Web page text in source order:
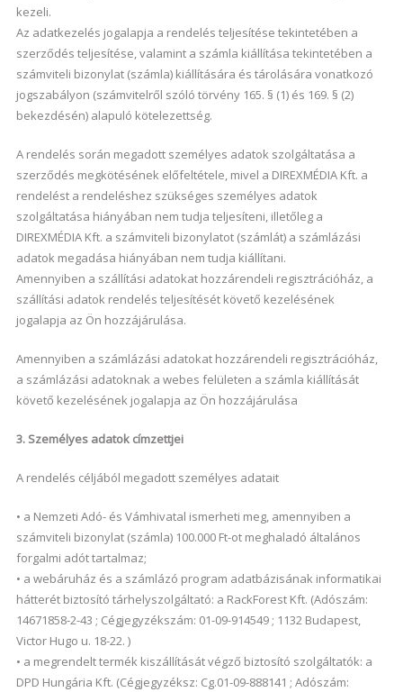
kezeli.
Az adatkezelés jogalapja a rendelés teljesítése tekintetében a
szerződés teljesítése, valamint a számla kiállítása tekintetében a
számviteli bizonylat (számla) kiállítására és tárolására vonatkozó
jogszabályon (számvitelről szóló törvény 165. § (1) és 169. § (2)
bekezdésén) alapuló kötelezettség.
A rendelés során megadott személyes adatok szolgáltatása a
szerződés megkötésének előfeltétele, mivel a DIREXMÉDIA Kft. a
rendelést a rendeléshez szükséges személyes adatok
szolgáltatása hiányában nem tudja teljesíteni, illetőleg a
DIREXMÉDIA Kft. a számviteli bizonylatot (számlát) a számlázási
adatok megadása hiányában nem tudja kiállítani.
Amennyiben a szállítási adatokat hozzárendeli regisztrációház, a
szállítási adatok rendelés teljesítését követő kezelésének
jogalapja az Ön hozzájárulása.
Amennyiben a számlázási adatokat hozzárendeli regisztrációház,
a számlázási adatoknak a webes felületen a számla kiállítását
követő kezelésének jogalapja az Ön hozzájárulása
3. Személyes adatok címzettjei
A rendelés céljából megadott személyes adatait
• a Nemzeti Adó- és Vámhivatal ismerheti meg, amennyiben a
számviteli bizonylat (számla) 100.000 Ft-ot meghaladó általános
forgalmi adót tartalmaz;
• a webáruház és a számlázó program adatbázisának informatikai
hátterét biztosító tárhelyszolgáltató: a RackForest Kft. (Adószám:
14671858-2-43 ; Cégjegyzékszám: 01-09-914549 ; 1132 Budapest,
Victor Hugo u. 18-22. )
• a megrendelt termék kiszállítását végző biztosító szolgáltatók: a
DPD Hungária Kft. (Cégjegyzéksz: Cg.01-09-888141 ; Adószám: